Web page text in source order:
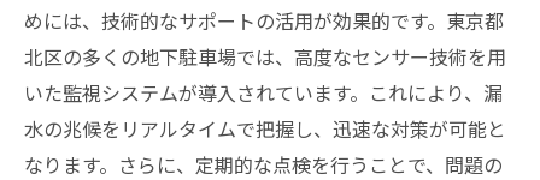
めには、技術的なサポートの活用が効果的です。東京都
北区の多くの地下駐車場では、高度なセンサー技術を用
いた監視システムが導入されています。これにより、漏
水の兆候をリアルタイムで把握し、迅速な対策が可能と
なります。さらに、定期的な点検を行うことで、問題の